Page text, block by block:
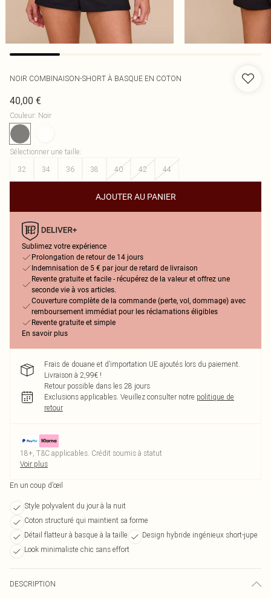
NOIR COMBINAISON-SHORT À BASQUE EN COTON
40,00 €
Couleur: Noir
Sélectionner une taille:
32
34 36 38 40 42 44
AJOUTER AU PANIER
Sublimez votre expérience
Prolongation de retour de 14 jours
Indemnisation de 5 € par jour de retard de livraison
Revente gratuite et facile - récupérez de la valeur et offrez une
seconde vie à vos articles.
Couverture complète de la commande (perte, vol, dommage) avec
remboursement immédiat pour les réclamations éligibles
Revente gratuite et simple
En savoir plus
Frais de douane et d’importation UE ajoutés lors du paiement.
Livraison à 2,99€ !
Retour possible dans les 28 jours
Exclusions applicables. Veuillez consulter notre politique de
retour
18+, T&C applicables. Crédit soumis à statut
Voir plus
En un coup d’œil
Style polyvalent du jour à la nuit
Coton structuré qui maintient sa forme
Détail flatteur à basque à la taille
Design hybride ingénieux short-jupe
Look minimaliste chic sans effort
DESCRIPTION